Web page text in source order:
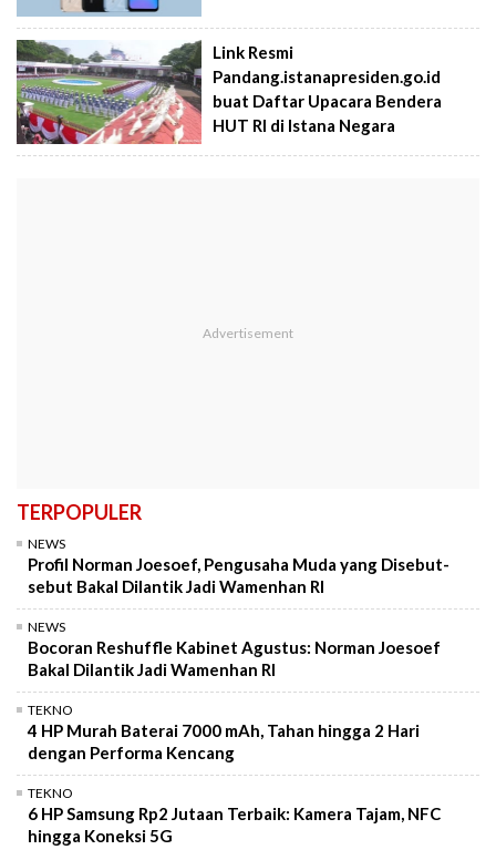
Link Resmi
Pandang.istanapresiden.go.id
buat Daftar Upacara Bendera
HUT RI di Istana Negara
TERPOPULER
NEWS
Profil Norman Joesoef, Pengusaha Muda yang Disebut-
sebut Bakal Dilantik Jadi Wamenhan RI
NEWS
Bocoran Reshuffle Kabinet Agustus: Norman Joesoef
Bakal Dilantik Jadi Wamenhan RI
TEKNO
4 HP Murah Baterai 7000 mAh, Tahan hingga 2 Hari
dengan Performa Kencang
TEKNO
6 HP Samsung Rp2 Jutaan Terbaik: Kamera Tajam, NFC
hingga Koneksi 5G